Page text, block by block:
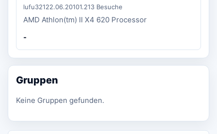
lufu32122.06.20101.213 Besuche
AMD Athlon(tm) II X4 620 Processor
-
Gruppen
Keine Gruppen gefunden.